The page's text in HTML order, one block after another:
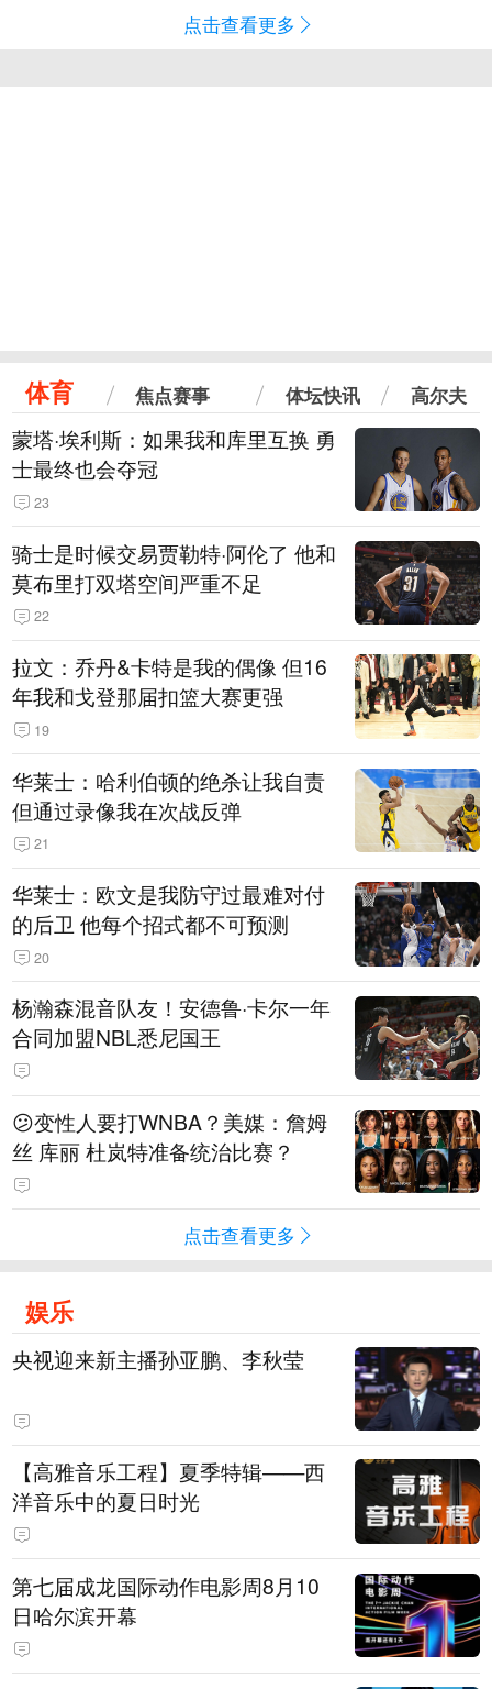
点击查看更多
体育 焦点赛事 体坛快讯 高尔夫
蒙塔·埃利斯：如果我和库里互换 勇
士最终也会夺冠
23
骑士是时候交易贾勒特·阿伦了 他和
莫布里打双塔空间严重不足
22
拉文：乔丹&卡特是我的偶像 但16
年我和戈登那届扣篮大赛更强
19
华莱士：哈利伯顿的绝杀让我自责
但通过录像我在次战反弹
21
华莱士：欧文是我防守过最难对付
的后卫 他每个招式都不可预测
20
杨瀚森混音队友！安德鲁·卡尔一年
合同加盟NBL悉尼国王
😕变性人要打WNBA？美媒：詹姆
丝 库丽 杜岚特准备统治比赛？
点击查看更多
娱乐
央视迎来新主播孙亚鹏、李秋莹
【高雅音乐工程】夏季特辑——西
洋音乐中的夏日时光
第七届成龙国际动作电影周8月10
日哈尔滨开幕